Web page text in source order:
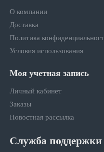
О компании
Доставка
Политика
Условия использования
Моя учетная запись
Личный кабинет
Заказы
Новостная рассылка
Служба поддержки